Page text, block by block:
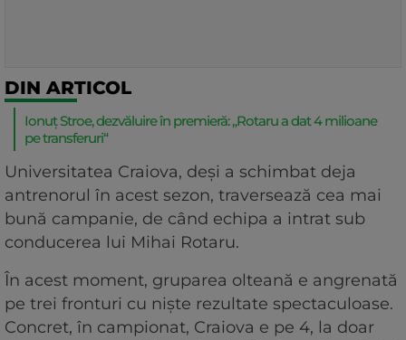
DIN ARTICOL
Ionuț Stroe, dezvăluire în premieră: „Rotaru a dat 4 milioane
pe transferuri“
Universitatea Craiova, deși a schimbat deja
antrenorul în acest sezon, traversează cea mai
bună campanie, de când echipa a intrat sub
conducerea lui Mihai Rotaru.
În acest moment, gruparea olteană e angrenată
pe trei fronturi cu niște rezultate spectaculoase.
Concret, în campionat, Craiova e pe 4, la doar